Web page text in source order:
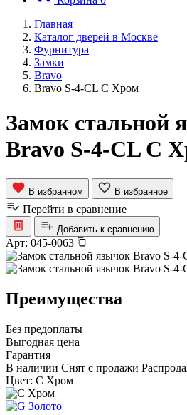
Главная
Каталог дверей в Москве
Фурнитура
Замки
Bravo
Bravo S-4-CL C Хром
Замок стальной
Bravo S-4-CL C
В избранном В избранное
Перейти в сравнение
Добавить к сравнению
Арт: 045-0063
Преимущества
Без предоплаты
Выгодная цена
Гарантия
В наличии Снят с продажи
Цвет: C Хром